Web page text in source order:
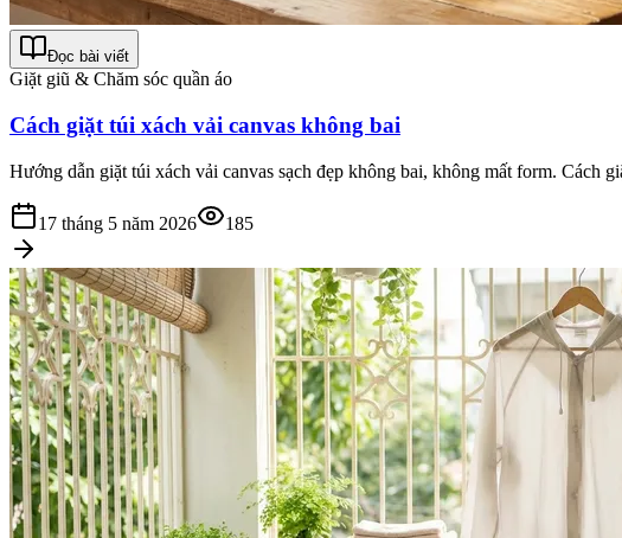
Đọc bài viết
Giặt giũ & Chăm sóc quần áo
Cách giặt túi xách vải canvas không bai
Hướng dẫn giặt túi xách vải canvas sạch đẹp không bai, không mất form. Cách
17 tháng 5 năm 2026 185